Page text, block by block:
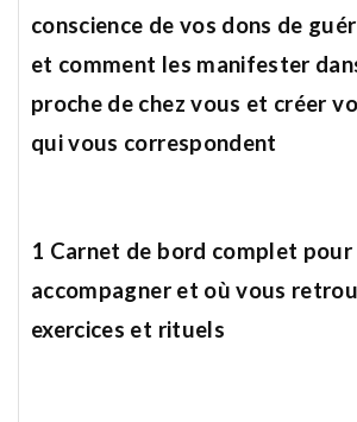
conscience de vos dons de
et comment les manifester
proche de chez vous et créer
qui vous correspondent
1 Carnet de bord complet pour
accompagner et où vous
exercices et rituels